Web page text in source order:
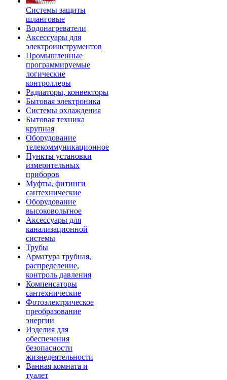
Системы защиты
шланговые
Водонагреватели
Аксессуары для
электроинструментов
Промышленные
программируемые
логические
контроллеры
Радиаторы, конвекторы
Бытовая электроника
Системы охлаждения
Бытовая техника
крупная
Оборудование
телекоммуникационное
Пункты установки
измерительных
приборов
Муфты, фитинги
сантехнические
Оборудование
высоковольтное
Аксессуары для
канализационной
системы
Трубы
Арматура трубная,
распределение,
контроль давления
Компенсаторы
сантехнические
Фотоэлектрическое
преобразование
энергии
Изделия для
обеспечения
безопасности
жизнедеятельности
Ванная комната и
туалет